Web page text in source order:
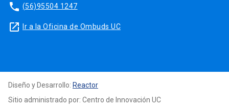
phone (56)95504 1247
launch Ir a la Oficina de Ombuds UC
Diseño y Desarrollo: Reactor
Sitio administrado por: Centro de Innovación UC